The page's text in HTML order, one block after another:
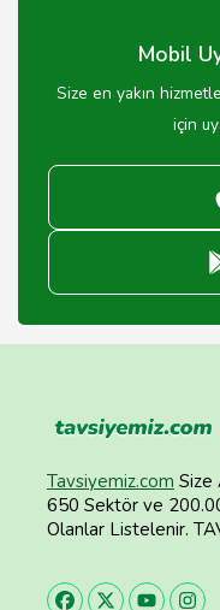
Mobil
Size en yakın
için
Tavsiyemiz.com Size
650 Sektör ve
Olanlar Listelenir.